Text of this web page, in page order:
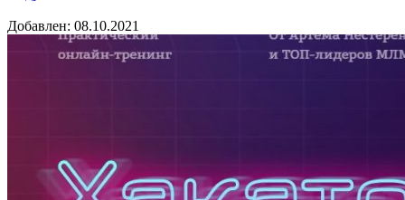
Добавлен: 08.10.2021